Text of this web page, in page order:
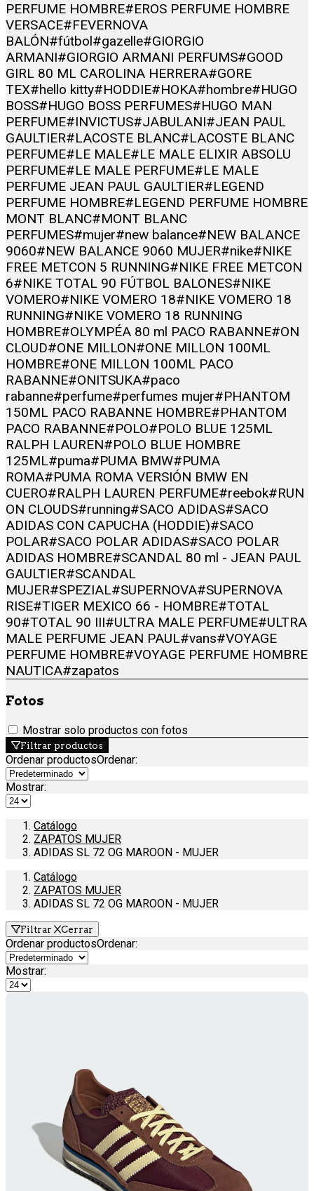
PERFUME HOMBRE#EROS PERFUME HOMBRE
VERSACE#FEVERNOVA
BALÓN#fútbol#gazelle#GIORGIO
ARMANI#GIORGIO ARMANI PERFUMS#GOOD
GIRL 80 ML CAROLINA HERRERA#GORE
TEX#hello kitty#HODDIE#HOKA#hombre#HUGO
BOSS#HUGO BOSS PERFUMES#HUGO MAN
PERFUME#INVICTUS#JABULANI#JEAN PAUL
GAULTIER#LACOSTE BLANC#LACOSTE BLANC
PERFUME#LE MALE#LE MALE ELIXIR ABSOLU
PERFUME#LE MALE PERFUME#LE MALE
PERFUME JEAN PAUL GAULTIER#LEGEND
PERFUME HOMBRE#LEGEND PERFUME HOMBRE
MONT BLANC#MONT BLANC
PERFUMES#mujer#new balance#NEW BALANCE
9060#NEW BALANCE 9060 MUJER#nike#NIKE
FREE METCON 5 RUNNING#NIKE FREE METCON
6#NIKE TOTAL 90 FÚTBOL BALONES#NIKE
VOMERO#NIKE VOMERO 18#NIKE VOMERO 18
RUNNING#NIKE VOMERO 18 RUNNING
HOMBRE#OLYMPÉA 80 ml PACO RABANNE#ON
CLOUD#ONE MILLON#ONE MILLON 100ML
HOMBRE#ONE MILLON 100ML PACO
RABANNE#ONITSUKA#paco
rabanne#perfume#perfumes mujer#PHANTOM
150ML PACO RABANNE HOMBRE#PHANTOM
PACO RABANNE#POLO#POLO BLUE 125ML
RALPH LAUREN#POLO BLUE HOMBRE
125ML#puma#PUMA BMW#PUMA
ROMA#PUMA ROMA VERSIÓN BMW EN
CUERO#RALPH LAUREN PERFUME#reebok#RUN
ON CLOUDS#running#SACO ADIDAS#SACO
ADIDAS CON CAPUCHA (HODDIE)#SACO
POLAR#SACO POLAR ADIDAS#SACO POLAR
ADIDAS HOMBRE#SCANDAL 80 ml - JEAN PAUL
GAULTIER#SCANDAL
MUJER#SPEZIAL#SUPERNOVA#SUPERNOVA
RISE#TIGER MEXICO 66 - HOMBRE#TOTAL
90#TOTAL 90 III#ULTRA MALE PERFUME#ULTRA
MALE PERFUME JEAN PAUL#vans#VOYAGE
PERFUME HOMBRE#VOYAGE PERFUME HOMBRE
NAUTICA#zapatos
Fotos
Mostrar solo productos con fotos
Filtrar productos
Ordenar productosOrdenar:
Mostrar:
Catálogo
ZAPATOS MUJER
ADIDAS SL 72 OG MAROON - MUJER
Catálogo
ZAPATOS MUJER
ADIDAS SL 72 OG MAROON - MUJER
Filtrar Cerrar
Ordenar productosOrdenar:
Mostrar: